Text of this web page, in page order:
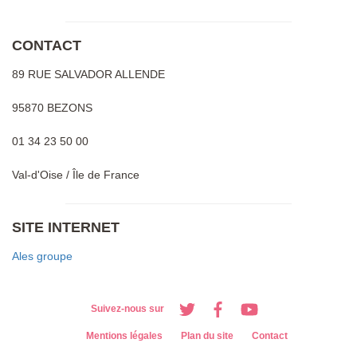
CONTACT
89 RUE SALVADOR ALLENDE
95870 BEZONS
01 34 23 50 00
Val-d'Oise / Île de France
SITE INTERNET
Ales groupe
Suivez-nous sur
Mentions légales Plan du site Contact